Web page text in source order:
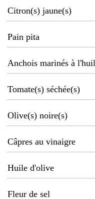
Citron(s) jaune(s)
Pain pita
Anchois marinés à
Tomate(s) séchée(s)
Olive(s) noire(s)
Câpres au vinaigre
Huile d'olive
Fleur de sel